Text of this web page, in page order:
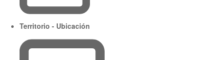
Territorio - Ubicación